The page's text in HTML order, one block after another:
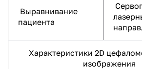
Выравнивание
пациента
Характеристики 2D
изображения